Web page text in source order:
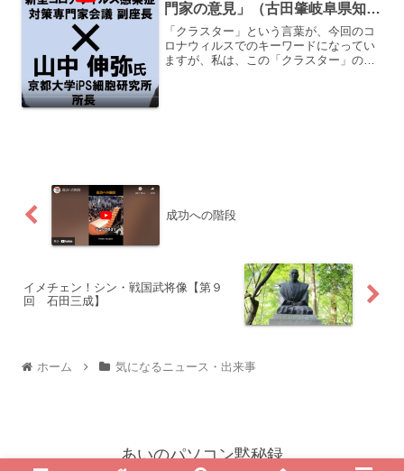
門家の意見」（古田肇岐阜県知
事）＞で、クラスターの意味って
理解してますか?
「クラスター」という言葉が、今回のコ
ロナウィルスでのキーワードになってい
ますが、私は、この「クラスター」の意
成功への階段
イメチェン！シン・戦国武将像【第９
回 石田三成】
ホーム 気になるニュース・出来事
あいのパソコン黙秘録